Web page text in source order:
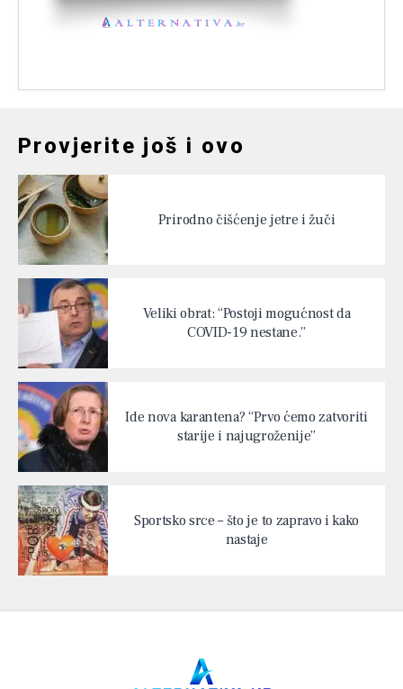
Provjerite još i ovo
Prirodno čišćenje jetre i žuči
Veliki obrat: “Postoji mogućnost da
COVID-19 nestane.”
Ide nova karantena? “Prvo ćemo zatvoriti
starije i najugroženije”
Sportsko srce – što je to zapravo i kako
nastaje